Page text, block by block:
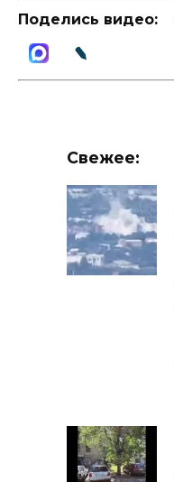
Поделись видео:
Свежее: